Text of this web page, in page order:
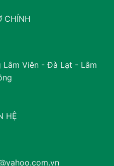
CHÍNH
Lâm Viên - Đà Lạt - Lâm
HỆ